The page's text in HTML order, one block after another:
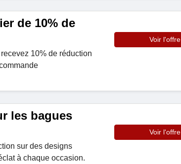
de 10% de
10% de réduction
Voir l'offre
les bagues
sur des designs
à chaque occasion.
Voir l'offre